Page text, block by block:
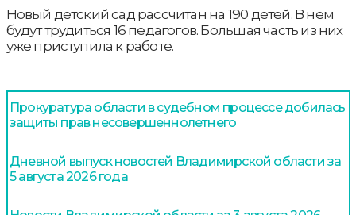
Новый детский сад рассчитан на 190 детей. В нем
будут трудиться 16 педагогов. Большая часть из них
уже приступила к работе.
Прокуратура области в судебном процессе добилась
защиты прав несовершеннолетнего
Дневной выпуск новостей Владимирской области за
5 августа 2026 года